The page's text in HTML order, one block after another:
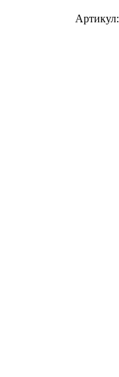
Артикул: